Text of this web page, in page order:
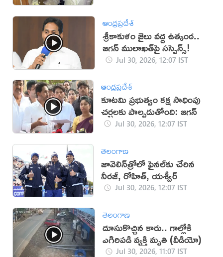
ఆంధ్రప్రదేశ్
శ్రీకాకుళం జైలు వద్ద ఉత్కంఠ..
జగన్ ములాఖత్‌పై సస్పెన్స్!
Jul 30, 2026, 12:07 IST
ఆంధ్రప్రదేశ్
కూటమి ప్రభుత్వం కక్ష సాధింపు
చర్చలకు పాల్పడుతోంది: జగన్
Jul 30, 2026, 12:07 IST
తెలంగాణ
జావెలిన్‌త్రోలో ఫైనల్‌కు చేరిన
నీరజ్‌, రోహిత్‌, యశ్వీర్‌
Jul 30, 2026, 12:07 IST
తెలంగాణ
దూసుకొచ్చిన కారు.. గాల్లోకి
ఎగిరిపడి వ్యక్తి మృతి (వీడియో)
Jul 30, 2026, 11:07 IST